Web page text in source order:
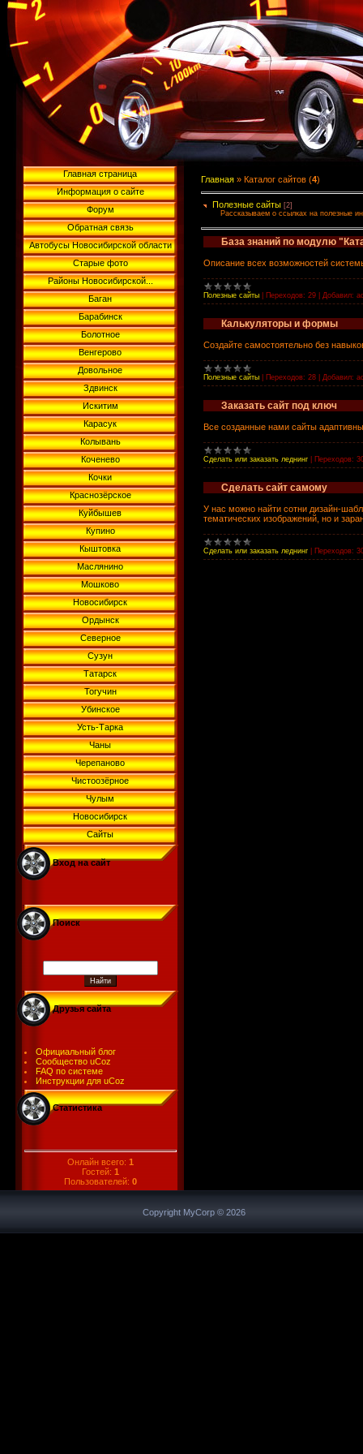
Главная страница
Информация о сайте
Форум
Обратная связь
Автобусы Новосибирской области
Старые фото
Районы Новосибирской...
Баган
Барабинск
Болотное
Венгерово
Довольное
Здвинск
Искитим
Карасук
Колывань
Коченево
Кочки
Краснозёрское
Куйбышев
Купино
Кыштовка
Маслянино
Мошково
Новосибирск
Ордынск
Северное
Сузун
Татарск
Тогучин
Убинское
Усть-Тарка
Чаны
Черепаново
Чистоозёрное
Чулым
Новосибирск
Сайты
Вход на сайт
Поиск
Друзья сайта
Официальный блог
Сообщество uCoz
FAQ по системе
Инструкции для uCoz
Статистика
Онлайн всего: 1
Гостей: 1
Пользователей: 0
Главная » Каталог сайтов (4)
Полезные сайты [2]
Рассказываем о ссылках на полезные
База знаний по модулю
Описание всех возможностей
Полезные сайты Переходов: 29 Добавил:
Калькуляторы и формы
Создайте самостоятельно без
Полезные сайты Переходов: 28 Добавил:
Заказать сайт под ключ
Все созданные нами сайты
Сделать или заказать леднинг Переходов:
Сделать сайт самому
У нас можно найти сотни дизайн-
тематических изображений, но и
Сделать или заказать леднинг Переходов:
Copyright MyCorp © 2026